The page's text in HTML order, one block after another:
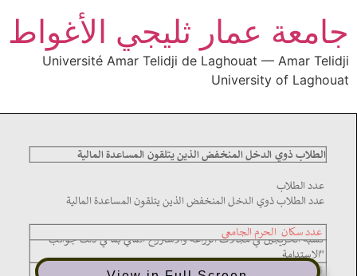
جامعة عمار ثليجي الأغواط
Université Amar Telidji de Laghouat — Amar Telidji
University of Laghouat